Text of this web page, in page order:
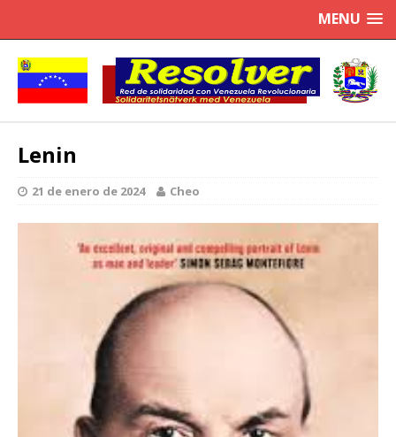
MENU
Lenin
21 de enero de 2024 Cheo